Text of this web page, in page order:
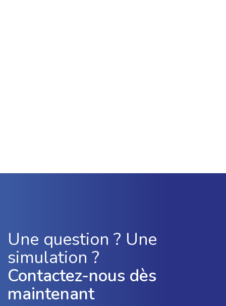
Une question ? Une
simulation ?
Contactez-nous dès
maintenant